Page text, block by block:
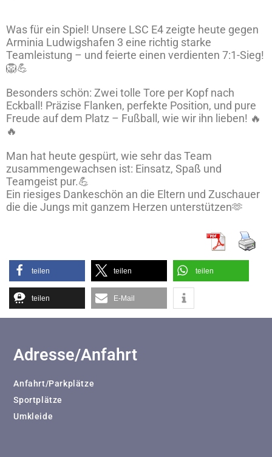
Was für ein Spiel! Unsere LSC E4 zeigte heute gegen
Arminia Ludwigshafen 3 eine richtig starke
Teamleistung – und feierte einen verdienten 7:1-Sieg!
🦁💪
Besonders schön: Zwei tolle Tore per Kopf nach
Eckball! Präzise Flanken, perfekte Position, und pure
Freude auf dem Platz – Fußball, wie wir ihn lieben! 🔥
🔥
Man hat heute gespürt, wie sehr das Team
zusammengewachsen ist: Einsatz, Spaß und
Teamgeist pur.💪
Ein riesiges Dankeschön an die Eltern und Zuschauer
die die Jungs mit ganzem Herzen unterstützen🫶
teilen teilen teilen
teilen E-Mail
Adresse/Anfahrt
Anfahrt/Parkplätze
Sportplätze
Umkleide